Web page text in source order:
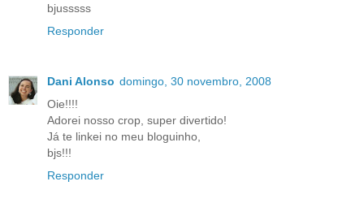
bjusssss
Responder
Dani Alonso domingo, 30 novembro, 2008
Oie!!!!
Adorei nosso crop, super divertido!
Já te linkei no meu bloguinho,
bjs!!!
Responder